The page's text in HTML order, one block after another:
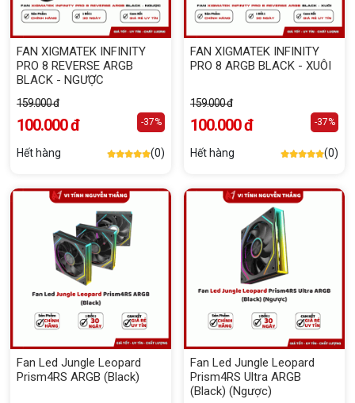
FAN XIGMATEK INFINITY
PRO 8 REVERSE ARGB
BLACK - NGƯỢC
159.000 đ
100.000 đ -37%
Hết hàng (0)
FAN XIGMATEK INFINITY
PRO 8 ARGB BLACK - XUÔI
159.000 đ
100.000 đ -37%
Hết hàng (0)
Fan Led Jungle Leopard
Prism4RS ARGB (Black)
Fan Led Jungle Leopard
Prism4RS Ultra ARGB
(Black) (Ngược)